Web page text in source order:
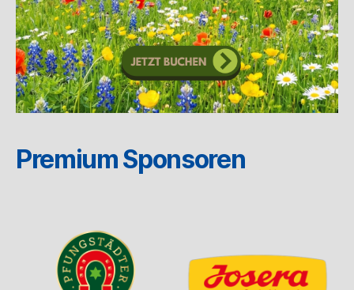
Premium Sponsoren